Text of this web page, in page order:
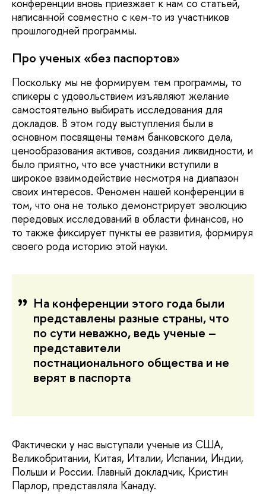
конференции вновь приезжает к нам со статьей,
написанной совместно с кем-то из участников
прошлогодней программы.
Про ученых «без паспортов»
Поскольку мы не формируем тем программы, то
спикеры с удовольствием изъявляют желание
самостоятельно выбирать исследования для
докладов. В этом году выступления были в
основном посвящены темам банковского дела,
ценообразования активов, создания ликвидности, и
было приятно, что все участники вступили в
широкое взаимодействие несмотря на диапазон
своих интересов. Феномен нашей конференции в
том, что она не только демонстрирует эволюцию
передовых исследований в области финансов, но
то также фиксирует пункты ее развития, формируя
своего рода историю этой науки.
На конференции этого года были
представлены разные страны, что
по сути неважно, ведь ученые –
представители
постнационального общества и не
верят в паспорта
Фактически у нас выступали ученые из США,
Великобритании, Китая, Италии, Испании, Индии,
Польши и России. Главный докладчик, Кристин
Парлор, представляла Канаду.